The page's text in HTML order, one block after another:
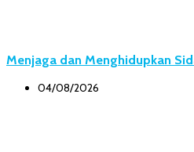
Menjaga dan Menghidupkan
04/08/2026